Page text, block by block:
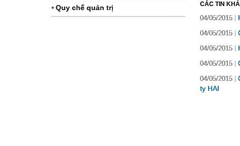
Quy chế quản trị CÁC TIN
04/05/2015
04/05/2015
04/05/2015
04/05/2015
04/05/2015
ty HAI